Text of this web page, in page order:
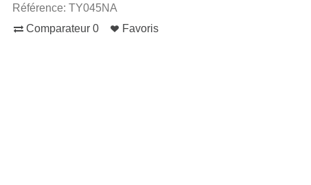
Référence: TY045NA
Comparateur 0 Favoris